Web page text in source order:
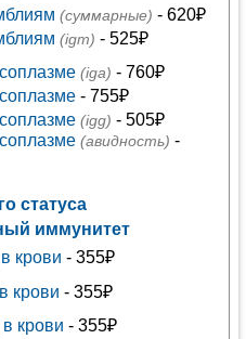
(суммарные) - 620₽
(igm) - 525₽
(iga) - 760₽
- 755₽
(igg) - 505₽
(авидность) -
статуса
иммунитет
крови - 355₽
крови - 355₽
крови - 355₽